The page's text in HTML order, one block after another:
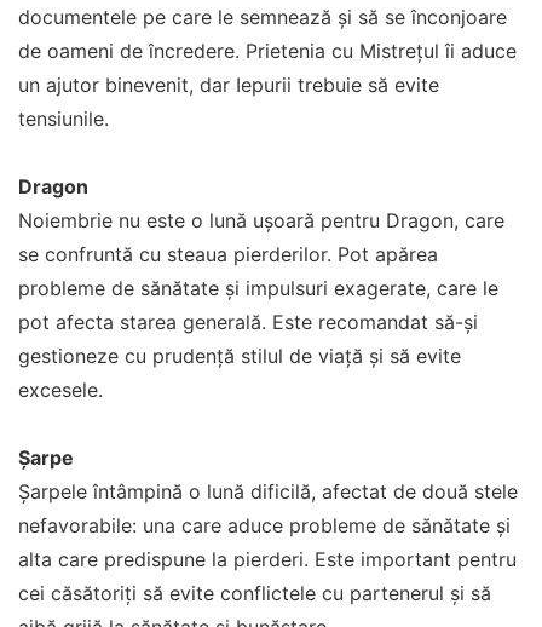
documentele pe care le semnează și să se înconjoare
de oameni de încredere. Prietenia cu Mistrețul îi aduce
un ajutor binevenit, dar Iepurii trebuie să evite
tensiunile.
Dragon
Noiembrie nu este o lună ușoară pentru Dragon, care
se confruntă cu steaua pierderilor. Pot apărea
probleme de sănătate și impulsuri exagerate, care le
pot afecta starea generală. Este recomandat să-și
gestioneze cu prudență stilul de viață și să evite
excesele.
Șarpe
Șarpele întâmpină o lună dificilă, afectat de două stele
nefavorabile: una care aduce probleme de sănătate și
alta care predispune la pierderi. Este important pentru
cei căsătoriți să evite conflictele cu partenerul și să